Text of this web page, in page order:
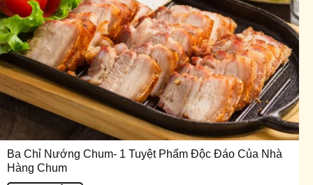
Ba Chỉ Nướng Chum- 1 Tuyệt Phẩm Độc Đáo Của Nhà
Hàng Chum